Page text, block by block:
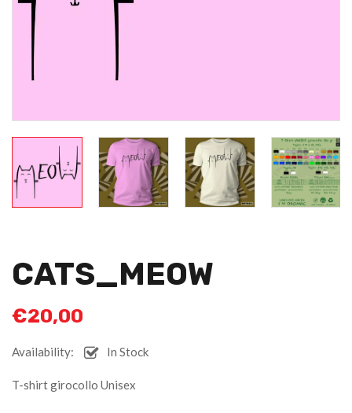
CATS_MEOW
€20,00
Availability: In Stock
T-shirt girocollo Unisex